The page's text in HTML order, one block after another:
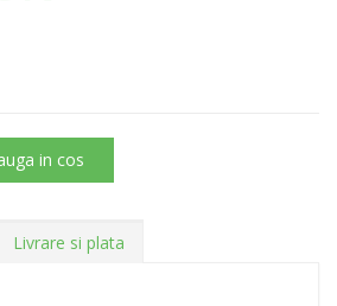
in cos
Livrare si plata